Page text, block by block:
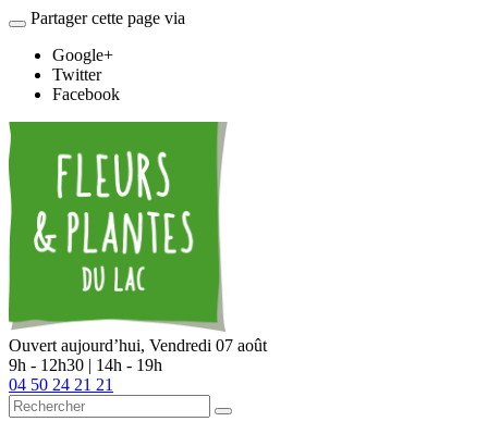
Partager cette page via
Google+
Twitter
Facebook
Ouvert aujourd’hui, Vendredi 07 août
9h - 12h30 | 14h - 19h
04 50 24 21 21